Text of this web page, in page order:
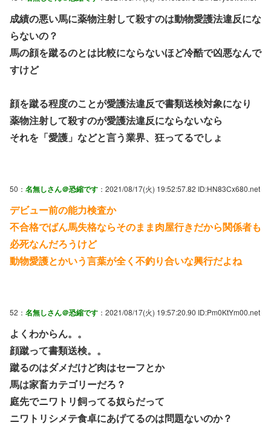
成績の悪い馬に薬物注射して殺すのは動物愛護法違反にな
らないの？
馬の顔を蹴るのとは比較にならないほど冷酷で凶悪なんで
すけど
顔を蹴る程度のことが愛護法違反で書類送検対象になり
薬物注射して殺すのが愛護法違反にならないなら
それを「愛護」などと言う業界、狂ってるでしょ
50： 名無しさん＠恐縮です ：2021/08/17(火) 19:52:57.82 ID:HN83Cx680.net
デビュー前の能力検査か
不合格でばん馬失格ならそのまま肉屋行きだから関係者も
必死なんだろうけど
動物愛護とかいう言葉が全く不釣り合いな興行だよね
52： 名無しさん＠恐縮です ：2021/08/17(火) 19:57:20.90 ID:Pm0KtYm00.net
よくわからん。。
顔蹴って書類送検。。
蹴るのはダメだけど肉はセーフとか
馬は家畜カテゴリーだろ？
庭先でニワトリ飼ってる奴らだって
ニワトリシメテ食卓にあげてるのは問題ないのか？